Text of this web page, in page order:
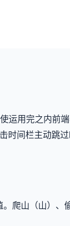
运用完之内前
时间栏主动跳过
爬山（山）、